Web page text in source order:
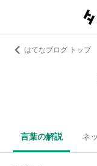
はてなブログ トップ
言葉の解説 ネ